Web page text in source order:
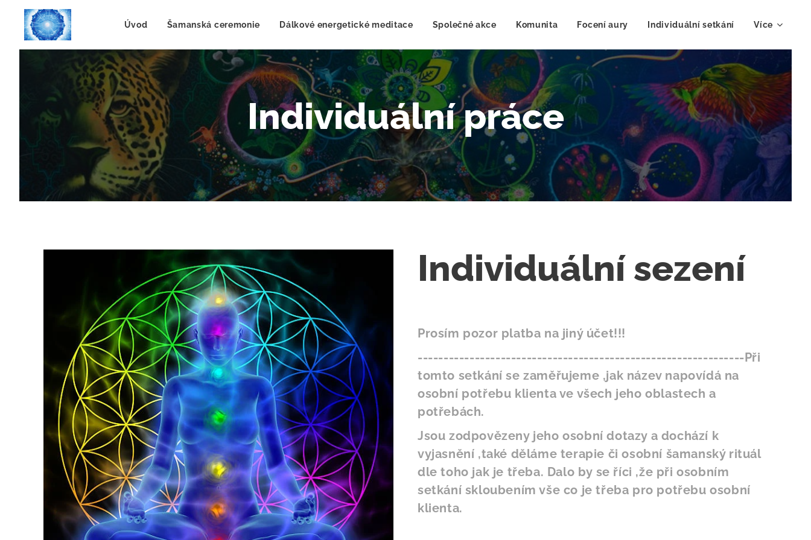
Úvod Šamanská ceremonie Dálkové energetické meditace Společné akce Komunita Focení aury Individuální setkání Více
Individuální práce
Individuální sezení
Prosím pozor platba na jiný účet!!!
---------------------------------------------------------------Při
tomto setkání se zaměřujeme ,jak název napovídá na
osobní potřebu klienta ve všech jeho oblastech a
potřebách.
Jsou zodpovězeny jeho osobní dotazy a dochází k
vyjasnění ,také děláme terapie či osobní šamanský rituál
dle toho jak je třeba. Dalo by se říci ,že při osobním
setkání skloubením vše co je třeba pro potřebu osobní
klienta.